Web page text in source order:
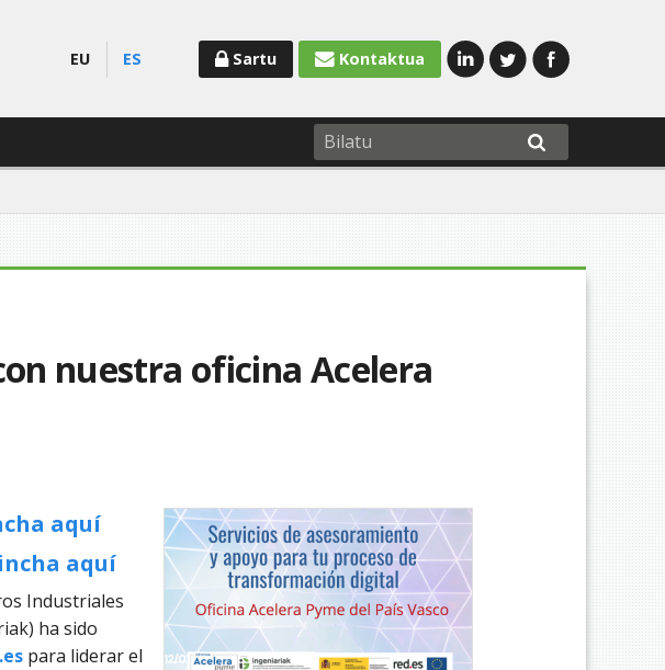
EU ES Kontaktua
Sartu
nuestra oficina Acelera
aquí
aquí
Industriales
ha sido
para liderar el